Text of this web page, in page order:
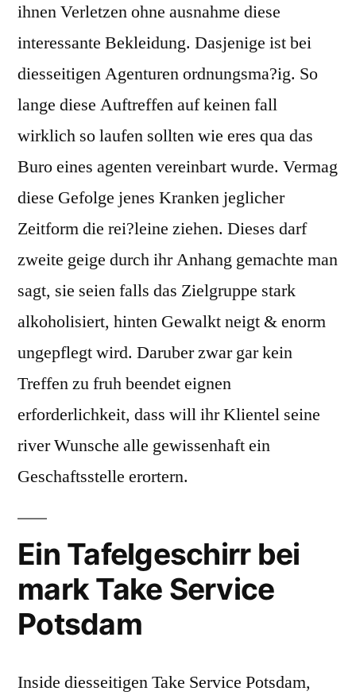
ihnen Verletzen ohne ausnahme diese
interessante Bekleidung. Dasjenige ist bei
diesseitigen Agenturen ordnungsma?ig. So
lange diese Auftreffen auf keinen fall
wirklich so laufen sollten wie eres qua das
Buro eines agenten vereinbart wurde. Vermag
diese Gefolge jenes Kranken jeglicher
Zeitform die rei?leine ziehen. Dieses darf
zweite geige durch ihr Anhang gemachte man
sagt, sie seien falls das Zielgruppe stark
alkoholisiert, hinten Gewalkt neigt & enorm
ungepflegt wird. Daruber zwar gar kein
Treffen zu fruh beendet eignen
erforderlichkeit, dass will ihr Klientel seine
river Wunsche alle gewissenhaft ein
Geschaftsstelle erortern.
Ein Tafelgeschirr bei
mark Take Service
Potsdam
Inside diesseitigen Take Service Potsdam,